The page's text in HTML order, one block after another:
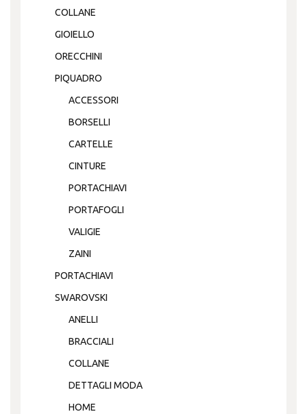
COLLANE
GIOIELLO
ORECCHINI
PIQUADRO
ACCESSORI
BORSELLI
CARTELLE
CINTURE
PORTACHIAVI
PORTAFOGLI
VALIGIE
ZAINI
PORTACHIAVI
SWAROVSKI
ANELLI
BRACCIALI
COLLANE
DETTAGLI MODA
HOME